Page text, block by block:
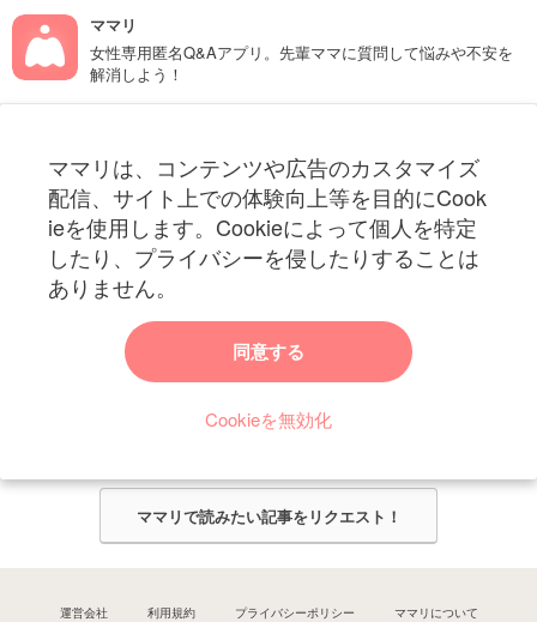
ママリ
女性専用匿名Q&Aアプリ。先輩ママに質問して悩みや不安を
解消しよう！
ママリは、コンテンツや広告のカスタマイズ
配信、サイト上での体験向上等を目的にCook
ieを使用します。Cookieによって個人を特定
したり、プライバシーを侵したりすることは
ありません。
同意する
Cookieを無効化
妊娠〜子育て中のお役立ち情報を配信中
ママリからのお知らせ
今ママリで読みたい記事は何ですか？
ママリ編集部がみなさんのご意見をもとに記事を作成させていただきま
ママリで読みたい記事をリクエスト！
運営会社 利用規約 プライバシーポリシー ママリについて